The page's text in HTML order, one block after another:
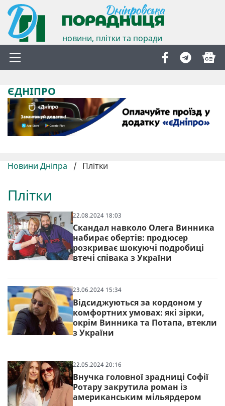
новини, плітки та поради
ЄДНІПРО
Новини Дніпра / Плітки
Плітки
22.08.2024 18:03
Скандал навколо Олега Винника
набирає обертів: продюсер
розкриває шокуючі подробиці
втечі співака з України
23.06.2024 15:34
Відсиджуються за кордоном у
комфортних умовах: які зірки,
окрім Винника та Потапа, втекли
з України
22.05.2024 20:16
Внучка головної зрадниці Софії
Ротару закрутила роман із
американським мільярдером